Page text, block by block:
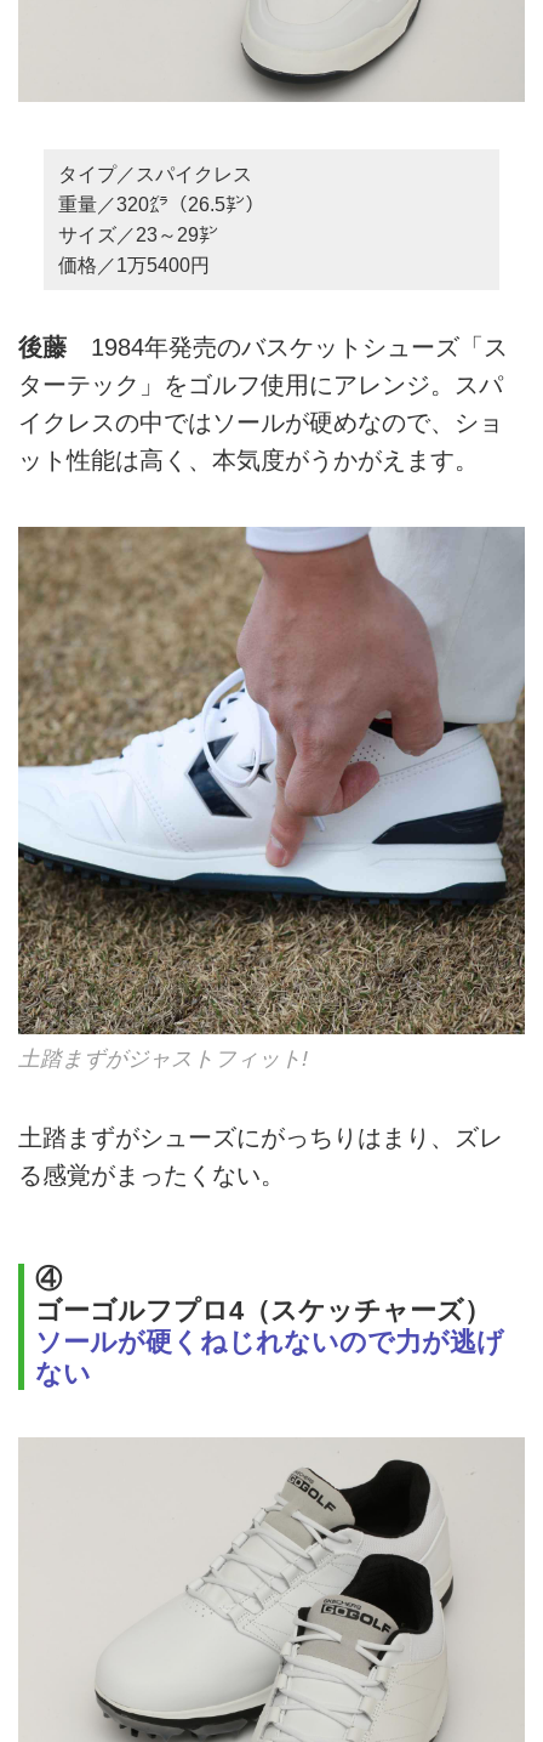
タイプ／スパイクレス
重量／320㌘（26.5㌢）
サイズ／23～29㌢
価格／1万5400円
後藤 1984年発売のバスケットシューズ「ス
ターテック」をゴルフ使用にアレンジ。スパ
イクレスの中ではソールが硬めなので、ショ
ット性能は高く、本気度がうかがえます。
土踏まずがジャストフィット!
土踏まずがシューズにがっちりはまり、ズレ
る感覚がまったくない。
④
ゴーゴルフプロ4（スケッチャーズ）
ソールが硬くねじれないので力が逃げ
ない